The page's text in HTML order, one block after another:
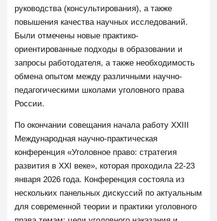
руководства (консультирования), а также
повышения качества научных исследований.
Были отмечены новые практико-
ориентированные подходы в образовании и
запросы работодателя, а также необходимость
обмена опытом между различными научно-
педагогическими школами уголовного права
России.
По окончании совещания начала работу XXIII
Международная научно-практическая
конференция «Уголовное право: стратегия
развития в XXI веке», которая проходила 22-23
января 2026 года. Конференция состояла из
нескольких панельных дискуссий по актуальным
для современной теории и практики уголовного